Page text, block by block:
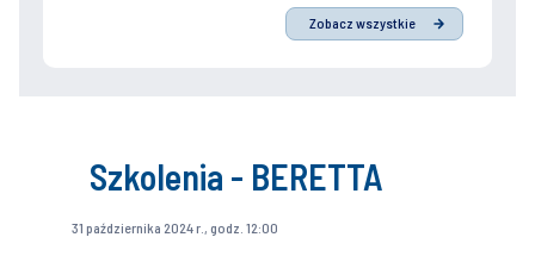
Zobacz wszystkie
Szkolenia - BERETTA
31 października 2024 r., godz. 12:00